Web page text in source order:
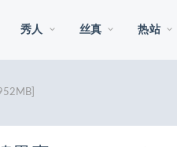
秀人 丝真 热站